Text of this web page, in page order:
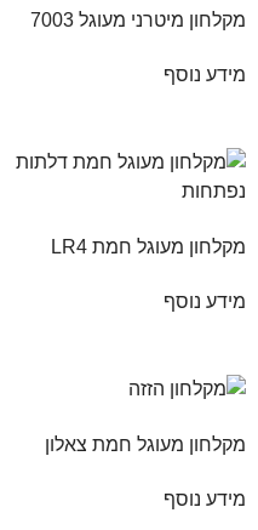
מקלחון מיטרני מעוגל 7003
מידע נוסף
מקלחון מעוגל חמת LR4
מידע נוסף
מקלחון מעוגל חמת צאלון
מידע נוסף